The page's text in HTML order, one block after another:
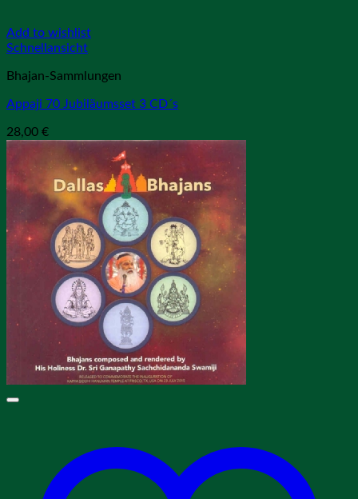
Add to wishlist
Schnellansicht
Bhajan-Sammlungen
Appaji 70 Jubiläumsset 3 CD´s
28,00 €